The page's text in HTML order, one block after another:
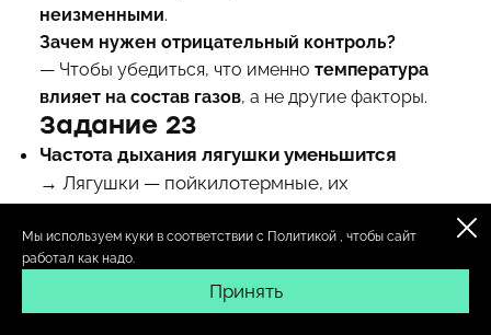
Мы используем куки в соответствии с Политикой , чтобы сайт
работал как надо.
Принять
неизменными.
Зачем нужен отрицательный контроль?
— Чтобы убедиться, что именно температура
влияет на состав газов, а не другие факторы.
Задание 23
Частота дыхания лягушки уменьшится
→ Лягушки — пойкилотермные, их
температурой среды.
→Ферментативные реакциизамедляются,
обмен веществ падает, дыхательная